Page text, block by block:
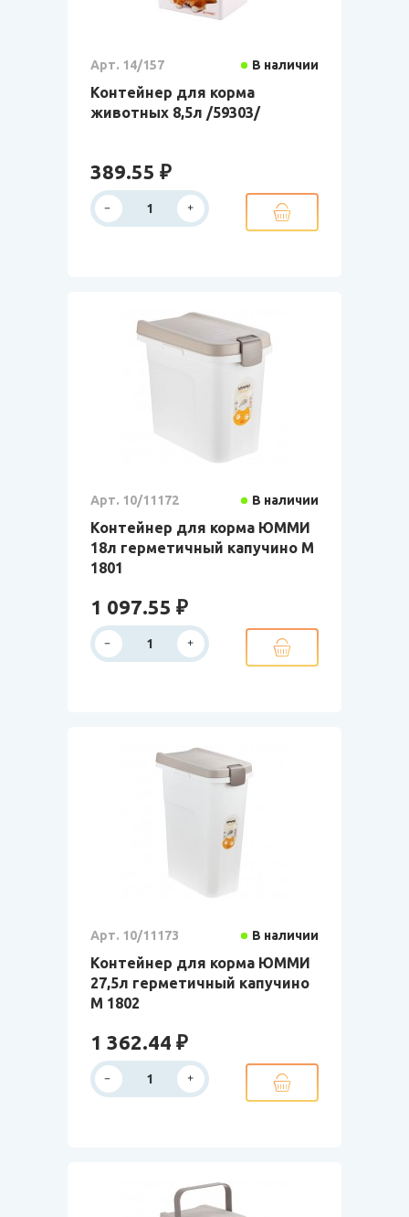
Арт. 14/157 В наличии
Контейнер для корма
животных 8,5л /59303/
389.55 ₽
Арт. 10/11172 В наличии
Контейнер для корма ЮММИ
18л герметичный капучино М
1801
1 097.55 ₽
Арт. 10/11173 В наличии
Контейнер для корма ЮММИ
27,5л герметичный капучино
М 1802
1 362.44 ₽